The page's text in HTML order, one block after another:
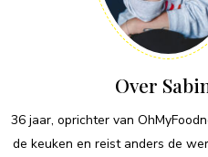
Over
36 jaar, oprichter van
de keuken en reist anders de